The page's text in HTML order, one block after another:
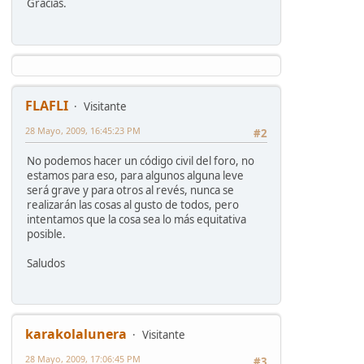
Gracias.
FLAFLI
Visitante
#2
28 Mayo, 2009, 16:45:23 PM
No podemos hacer un código civil del foro, no
estamos para eso, para algunos alguna leve
será grave y para otros al revés, nunca se
realizarán las cosas al gusto de todos, pero
intentamos que la cosa sea lo más equitativa
posible.
Saludos
karakolalunera
Visitante
28 Mayo, 2009, 17:06:45 PM